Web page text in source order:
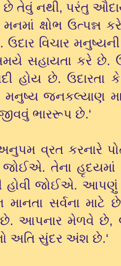
છે તેવું નથી, પરંતુ
મનમાં ક્ષોભ
ઉદાર વિચાર
સહાયતા કરે છે.
હોય છે. ઉદારતા
મનુષ્ય જનકલ્યાણ
ભારરૂપ છે.‘
વ્રત કરનારે
જોઈએ. તેના
હોવી જોઈએ.
સર્વના માટે
આપનાર મેળવે છે,
અતિ સુંદર અંશ છે.‘